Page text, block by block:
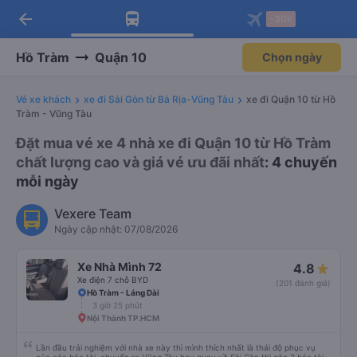
Tải app Vexere ngay!
Nhận ưu đãi thành viên độc
Mở app
Tải app Vexere
-30k/ghế khi đặt vé máy bay qua
Mở app
arrow_back
Hồ Tràm Quận 10 Chọn ngày
Vé xe khách xe đi Sài Gòn từ Bà Rịa-Vũng Tàu
xe đi Quận 10 từ Hồ
Tràm - Vũng Tàu
Đặt mua vé xe 4 nhà xe đi Quận 10 từ Hồ Tràm
chất lượng cao và giá vé ưu đãi nhất: 4 chuyến
mỗi ngày
Vexere Team
Ngày cập nhật: 07/08/2026
Xe Nhà Mình 72
Xe điện 7 chỗ BYD
4.8
(201 đánh giá)
Hồ Tràm - Láng Dài
3 giờ 25 phút
Nội Thành TP.HCM
Lần đầu trải nghiệm với nhà xe này thì mình thích nhất là thái độ phục vụ